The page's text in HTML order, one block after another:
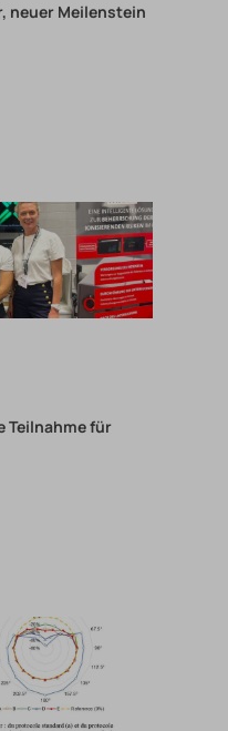
neuer Meilenstein
Teilnahme für